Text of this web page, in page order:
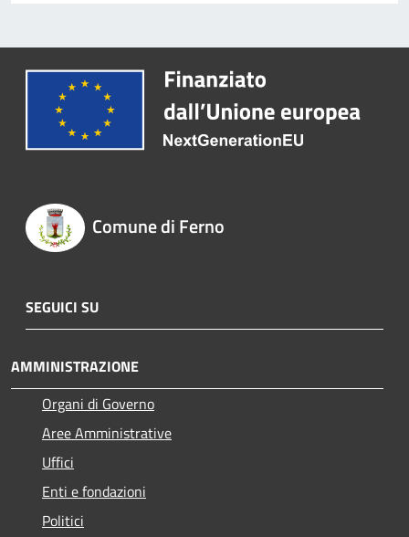
Comune di Ferno
SEGUICI SU
AMMINISTRAZIONE
Organi di Governo
Aree Amministrative
Uffici
Enti e fondazioni
Politici